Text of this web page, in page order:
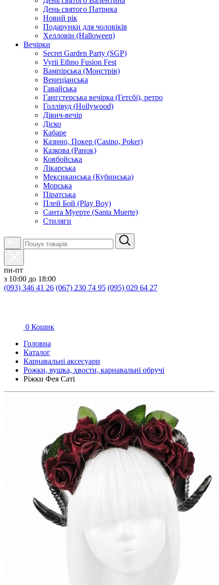
День святого Патрика
Новий рік
Подарунки для чоловіків
Хелловін (Halloween)
Вечірки
Secret Garden Party (SGP)
Vyrii Ethno Fusion Fest
Вампірська (Монстрів)
Венеціанська
Гавайська
Гангстерська вечірка (Гетсбі), ретро
Голлівуд (Hollywood)
Дівич-вечір
Діско
Кабаре
Казино, Покер (Casino, Poker)
Казкова (Ранок)
Ковбойська
Лікарська
Мексиканська (Кубинська)
Морська
Піратська
Плей Бой (Play Boy)
Санта Муерте (Santa Muerte)
Стиляги
пн-пт
з 10:00 до 18:00
(093) 346 41 26 (067) 230 74 95 (095) 029 64 27
0 Кошик
Головна
Каталог
Карнавальні аксесуари
Рожки, вушка, хвости, карнавальні обручі
Ріжки Фея Саті